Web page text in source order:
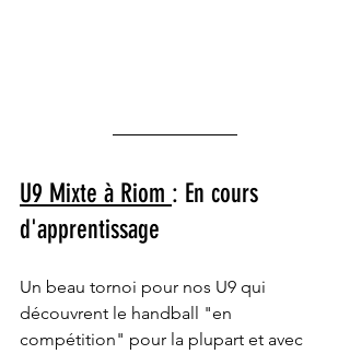
U9 Mixte à Riom : En cours
d'apprentissage
Un beau tornoi pour nos U9 qui
découvrent le handball "en
compétition" pour la plupart et avec